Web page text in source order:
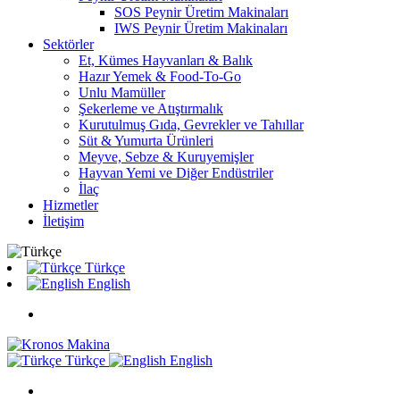
SOS Peynir Üretim Makinaları
IWS Peynir Üretim Makinaları
Sektörler
Et, Kümes Hayvanları & Balık
Hazır Yemek & Food-To-Go
Unlu Mamüller
Şekerleme ve Atıştırmalık
Kurutulmuş Gıda, Gevrekler ve Tahıllar
Süt & Yumurta Ürünleri
Meyve, Sebze & Kuruyemişler
Hayvan Yemi ve Diğer Endüstriler
İlaç
Hizmetler
İletişim
Türkçe
English
Türkçe English